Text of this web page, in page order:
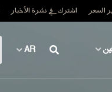
السعر اشترك في نشرة الأخبار
AR